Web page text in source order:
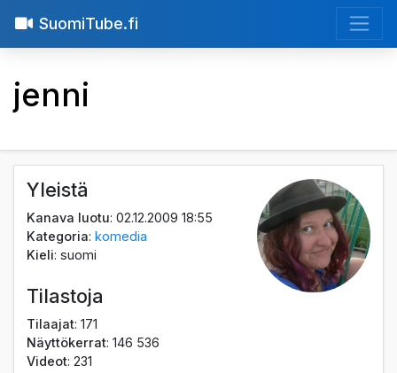
SuomiTube.fi
jenni
Yleistä
Kanava luotu: 02.12.2009 18:55
Kategoria:komedia
Kieli: suomi
Tilastoja
Tilaajat: 171
Näyttökerrat: 146 536
Videot: 231